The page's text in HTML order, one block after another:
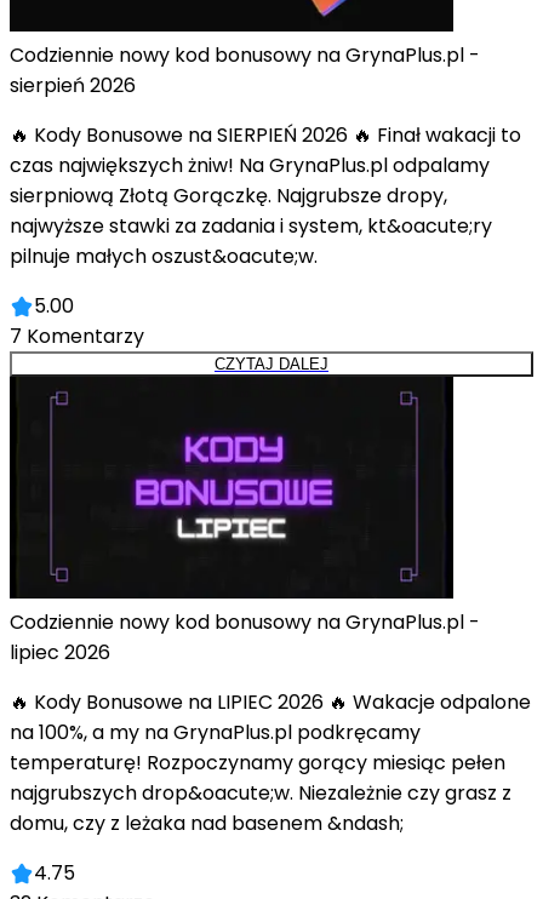
Codziennie nowy kod bonusowy na GrynaPlus.pl -
sierpień 2026
🔥 Kody Bonusowe na SIERPIEŃ 2026 🔥 Finał wakacji to
czas największych żniw! Na GrynaPlus.pl odpalamy
sierpniową Złotą Gorączkę. Najgrubsze dropy,
najwyższe stawki za zadania i system, kt&oacute;ry
pilnuje małych oszust&oacute;w.
5.00
7 Komentarzy
CZYTAJ DALEJ
Codziennie nowy kod bonusowy na GrynaPlus.pl -
lipiec 2026
🔥 Kody Bonusowe na LIPIEC 2026 🔥 Wakacje odpalone
na 100%, a my na GrynaPlus.pl podkręcamy
temperaturę! Rozpoczynamy gorący miesiąc pełen
najgrubszych drop&oacute;w. Niezależnie czy grasz z
domu, czy z leżaka nad basenem &ndash;
4.75